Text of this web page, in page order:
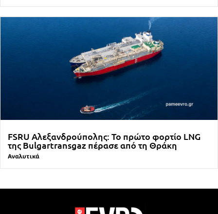
FSRU Αλεξανδρούπολης: Το πρώτο φορτίο LNG
της Bulgartransgaz πέρασε από τη Θράκη
Αναλυτικά